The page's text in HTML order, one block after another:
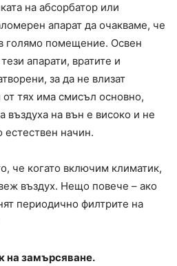
на абсорбатор или
апарат да очакваме, че
голямо помещение. Освен
апарати, вратите и
за да не влизат
тях има смисъл основно,
въздуха на вън е високо и не
начин.
че когато включим климатик,
въздух. Нещо повече – ако
периодично филтрите на
на замърсяване.